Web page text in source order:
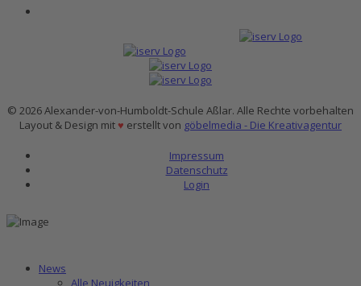
© 2026 Alexander-von-Humboldt-Schule Aßlar. Alle Rechte vorbehalten
Layout & Design mit♥ erstellt von göbelmedia - Die Kreativagentur
Impressum
Datenschutz
Login
News
Alle Neuigkeiten